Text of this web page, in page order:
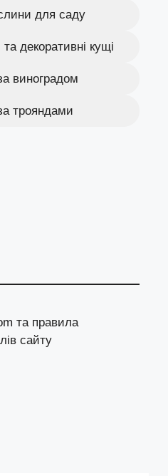
для саду
та декоративні кущі
виноградом
трояндами
та правила
сайту